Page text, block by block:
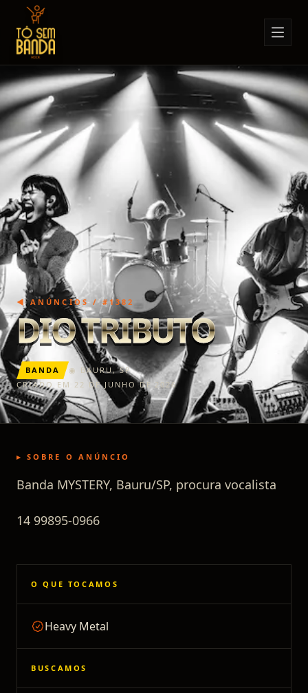
Sobre Nós
Anúncios
Notícias
Eventos
Minha Conta
Contato
◀ ANÚNCIOS / #1382
DIO TRIBUTO
BANDA ◉ BAURU,SP
CRIADO EM 22 DE JUNHO DE 2026
▸ SOBRE O ANÚNCIO
Banda MYSTERY, Bauru/SP, procura vocalista
14 99895-0966
O QUE TOCAMOS
Heavy Metal
BUSCAMOS